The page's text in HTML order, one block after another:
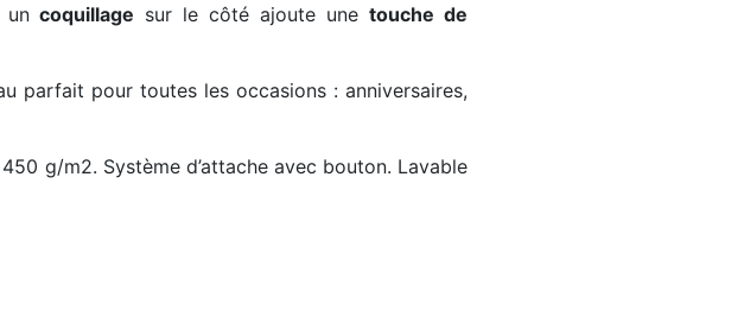
uncoquillage sur le côté ajoute unetouche de
parfait pour toutes les occasions : anniversaires,
g/m2. Système d’attache avec bouton. Lavable